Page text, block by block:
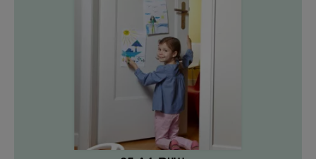
Buchstaben & Zahlen Sticker und mehr
HOME & DEKOFerienlager & Camp
Frühlings-Special
Beliebte Figuren
Baby Geschenk-Sets
Sport & Fussball